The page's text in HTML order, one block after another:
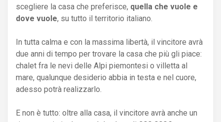
scegliere la casa che preferisce, quella che vuole e
dove vuole, su tutto il territorio italiano.
In tutta calma e con la massima libertà, il vincitore avrà
due anni di tempo per trovare la casa che più gli piace:
chalet fra le nevi delle Alpi piemontesi o villetta al
mare, qualunque desiderio abbia in testa e nel cuore,
adesso potrà realizzarlo.
E non è tutto: oltre alla casa, il vincitore avrà anche un